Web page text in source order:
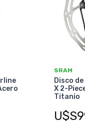
SRAM
Disco
X 2-
Titanio